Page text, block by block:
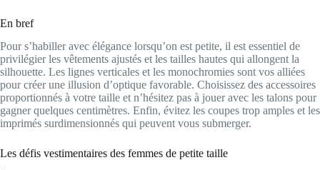
En bref
Pour s’habiller avec élégance lorsqu’on est petite, il est essentiel de
privilégier les vêtements ajustés et les tailles hautes qui allongent la
silhouette. Les lignes verticales et les monochromies sont vos alliées
pour créer une illusion d’optique favorable. Choisissez des accessoires
proportionnés à votre taille et n’hésitez pas à jouer avec les talons pour
gagner quelques centimètres. Enfin, évitez les coupes trop amples et les
imprimés surdimensionnés qui peuvent vous submerger.
Les défis vestimentaires des femmes de petite taille